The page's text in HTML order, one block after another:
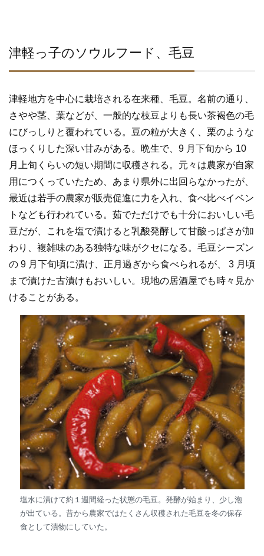
津軽っ子のソウルフード、毛豆
津軽地方を中心に栽培される在来種、毛豆。名前の通り、
さやや茎、葉などが、一般的な枝豆よりも長い茶褐色の毛
にびっしりと覆われている。豆の粒が大きく、栗のような
ほっくりした深い甘みがある。晩生で、9 月下旬から 10
月上旬くらいの短い期間に収穫される。元々は農家が自家
用につくっていたため、あまり県外に出回らなかったが、
最近は若手の農家が販売促進に力を入れ、食べ比べイベン
トなども行われている。茹でただけでも十分においしい毛
豆だが、これを塩で漬けると乳酸発酵して甘酸っぱさが加
わり、複雑味のある独特な味がクセになる。毛豆シーズン
の 9 月下旬頃に漬け、正月過ぎから食べられるが、 3 月頃
まで漬けた古漬けもおいしい。現地の居酒屋でも時々見か
けることがある。
塩水に漬けて約１週間経った状態の毛豆。発酵が始まり、少し泡
が出ている。昔から農家ではたくさん収穫された毛豆を冬の保存
食として漬物にしていた。